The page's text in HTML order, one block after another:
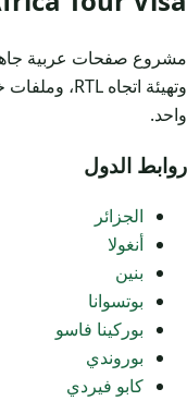
مشروع صفحات عربية جاهزة
واحد.
روابط الدول
الجزائر
أنغولا
بنين
بوتسوانا
بوركينا فاسو
بوروندي
كابو فيردي